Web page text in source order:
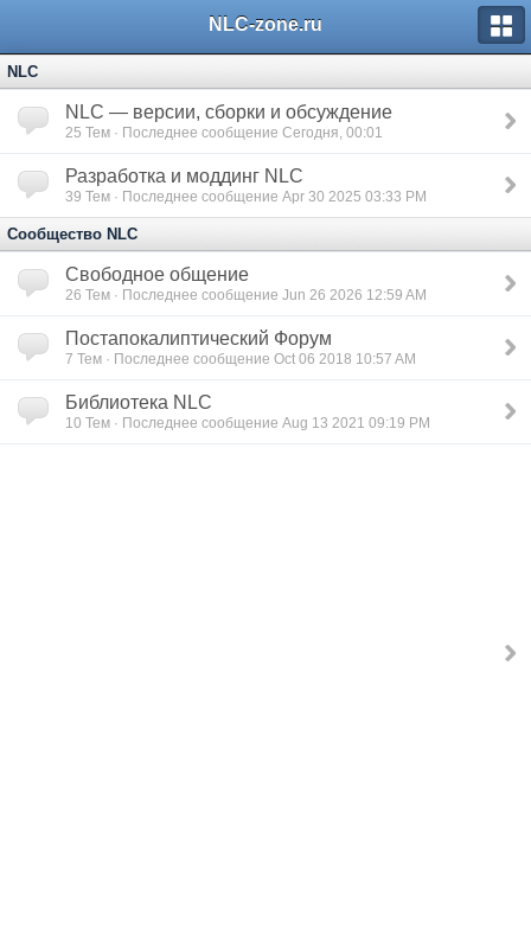
NLC-zone.ru
NLC
NLC — версии, сборки и обсуждение
25 Тем · Последнее сообщение Сегодня, 00:01
Разработка и моддинг NLC
39 Тем · Последнее сообщение Apr 30 2025 03:33 PM
Сообщество NLC
Свободное общение
26 Тем · Последнее сообщение Jun 26 2026 12:59 AM
Постапокалиптический Форум
7 Тем · Последнее сообщение Oct 06 2018 10:57 AM
Библиотека NLC
10 Тем · Последнее сообщение Aug 13 2021 09:19 PM